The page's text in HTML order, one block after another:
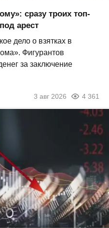
сразу троих топ-
арест
дело о взятках в
Фигурантов
за заключение
3 авг 2026 4 361